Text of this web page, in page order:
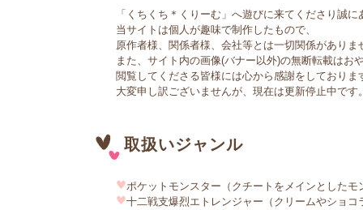
「くちくち＊くりーむ」へ遊びに来てくださり誠
当サイトは個人が趣味で制作したもので、
原作者様、関係者様、会社等とは一切関係がありま
また、サイト内の画像(バナー以外)の無断転載はお
閲覧してくださる皆様には心から感謝をしておりま
大変申し訳ございませんが、現在は更新停止中です
取扱いジャンル
ポケットモンスター（クチートをメインとしたモ
十二戦支爆烈エトレンジャー（クリームやショ